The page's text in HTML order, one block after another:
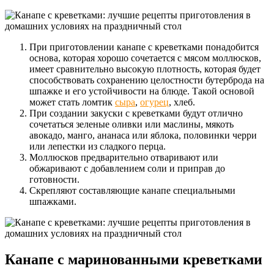
При приготовлении канапе с креветками понадобится
основа, которая хорошо сочетается с мясом моллюсков,
имеет сравнительно высокую плотность, которая будет
способствовать сохранению целостности бутерброда на
шпажке и его устойчивости на блюде. Такой основой
может стать ломтик сыра, огурец, хлеб.
При создании закуски с креветками будут отлично
сочетаться зеленые оливки или маслины, мякоть
авокадо, манго, ананаса или яблока, половинки черри
или лепестки из сладкого перца.
Моллюсков предварительно отваривают или
обжаривают с добавлением соли и приправ до
готовности.
Скрепляют составляющие канапе специальными
шпажками.
Канапе с маринованными креветками